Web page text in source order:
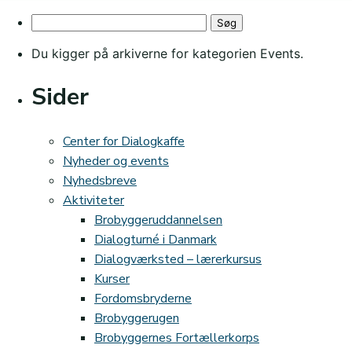
Du kigger på arkiverne for kategorien Events.
Sider
Center for Dialogkaffe
Nyheder og events
Nyhedsbreve
Aktiviteter
Brobyggeruddannelsen
Dialogturné i Danmark
Dialogværksted – lærerkursus
Kurser
Fordomsbryderne
Brobyggerugen
Brobyggernes Fortællerkorps